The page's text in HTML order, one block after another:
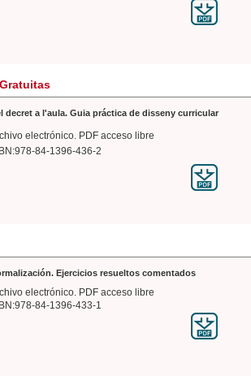
decret a l'aula. Guia práctica de disseny curricular
electrónico. PDF acceso libre
84-1396-436-2
Ejercicios resueltos comentados
electrónico. PDF acceso libre
84-1396-433-1